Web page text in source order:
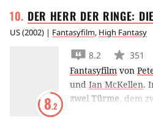
DER HERR DER RINGE:
US(2002) | Fantasyfilm, High Fantasy
8.2
8.2 351
Fantasyfilm von
und Ian McKellen.
zwei Türme, dem